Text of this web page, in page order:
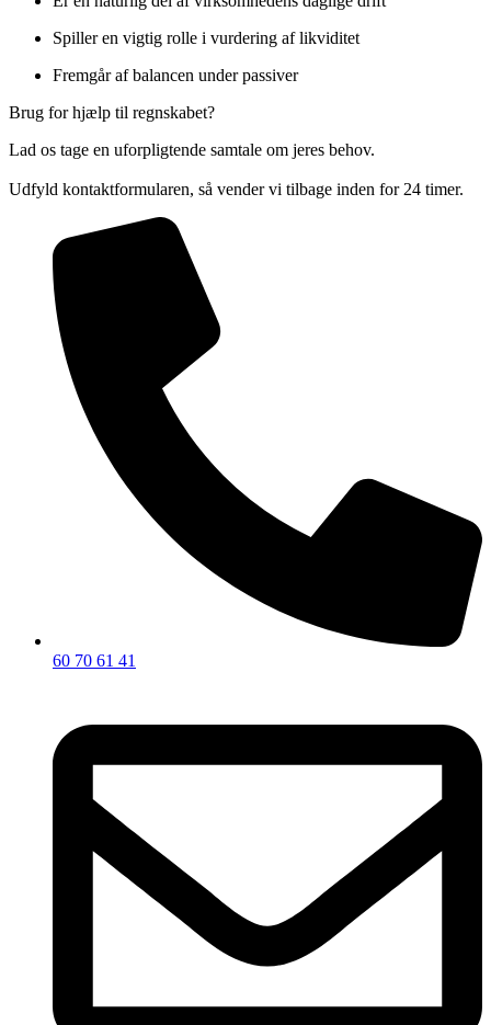
Spiller en vigtig rolle i vurdering af likviditet
Fremgår af balancen under passiver
Brug for hjælp til regnskabet?
Lad os tage en uforpligtende samtale om jeres behov.
Udfyld kontaktformularen, så vender vi tilbage inden for 24 timer.
60 70 61 41